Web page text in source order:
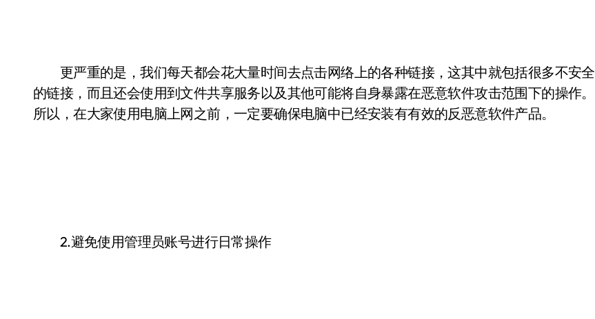
更严重的是，我们每天都会花大量时间去点击网络上的各种链接，这其中就包括很多不安全
的链接，而且还会使用到文件共享服务以及其他可能将自身暴露在恶意软件攻击范围下的操作。
所以，在大家使用电脑上网之前，一定要确保电脑中已经安装有有效的反恶意软件产品。
2.避免使用管理员账号进行日常操作